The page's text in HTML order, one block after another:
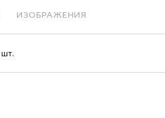
ИЗОБРАЖЕНИЯ
шт.